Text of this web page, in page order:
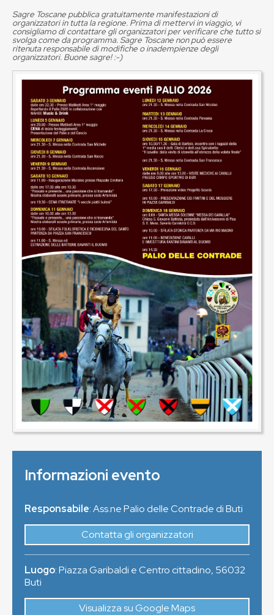
Sagre Toscane pubblica gratuitamente manifestazioni di
organizzatori in tutta la regione. Prima di mettervi in viaggio, vi
consigliamo di contattare gli organizzatori per verificare che tutto si
svolga come da programma. Sagre Toscane non può essere
ritenuta responsabile di modifiche o inadempienze degli
organizzatori. Buone sagre! :-)
Informazioni evento
Responsabile: Ass.ne Palio delle Contrade di Buti
Contatta gli organizzatori
Luogo:Piazza Garibaldi e Centro cittadino, 56032
Buti
Visualizza su Google Maps